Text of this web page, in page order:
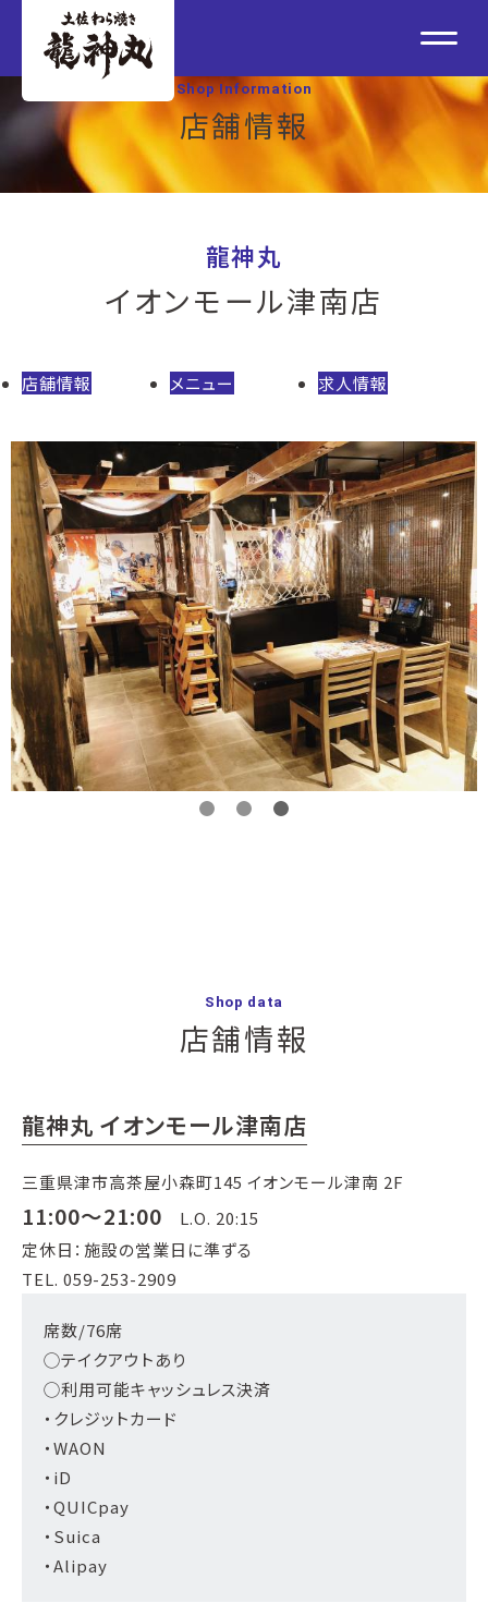
Shop Information
店舗情報
龍神丸
イオンモール津南店
店舗情報 メニュー 求人情報
Shop data
店舗情報
龍神丸 イオンモール津南店
三重県津市高茶屋小森町145 イオンモール津南 2F
11:00～21:00 L.O. 20:15
定休日：施設の営業日に準ずる
TEL. 059-253-2909
席数/76席
◯テイクアウトあり
◯利用可能キャッシュレス決済
・クレジットカード
・WAON
・iD
・QUICpay
・Suica
・Alipay